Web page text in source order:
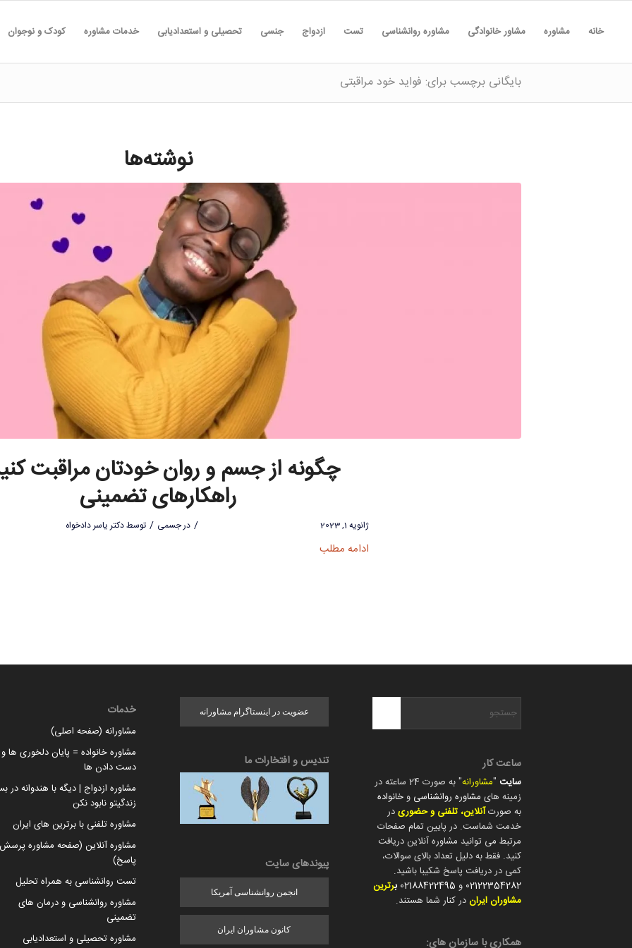
خانه مشاوره مشاور خانوادگی مشاوره روانشناسی تست ازدواج جنسی تحصیلی و استعدادیابی خدمات مشاوره کودک و نوجوان
بایگانی برچسب برای: فواید خود مراقبتی
نوشته‌ها
چگونه از جسم و روان خودتان مراقبت
راهکارهای تضمینی
ژانویه 1, 2023 / درجسمی / توسطدکتر یاسر دادخواه
ادامه مطلب
ساعت کار
سایت "مشاورانه
" به صورت 24 ساعته در
زمینه های مشاوره روانشناسی و خانواده
به صورتآنلاین، تلفنی و حضوریدر
خدمت شماست. در پایین تمام صفحات
مرتبط می توانید مشاوره آنلاین دریافت
کنید. فقط به دلیل تعداد بالای سوالات،
کمی در دریافت پاسخ شکیبا باشید.
02122354282 و 02188422495 برترین
مشاوران ایراندر کنار شما هستند.
همکاری با سازمان های:
عضویت در اینستاگرام مشاورانه
تندیس و افتخارات ما
پیوندهای سایت
انجمن روانشناسی آمریکا
کانون مشاوران ایران
خدمات
مشاورانه (صفحه اصلی)
مشاوره خانواده = پایان دلخوری ها و
دست دادن ها
مشاوره ازدواج | دیگه با هندوانه در
زندگیتو نابود نکن
مشاوره تلفنی با برترین های ایران
مشاوره آنلاین (صفحه مشاوره
پاسخ)
تست روانشناسی به همراه تحلیل
مشاوره روانشناسی و درمان های
تضمینی
مشاوره تحصیلی و استعدادیابی